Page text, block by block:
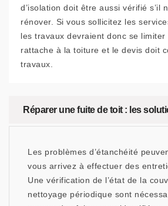
d’isolation doit être aussi vérifié s’il
rénover. Si vous sollicitez les
les travaux devraient donc se
rattache à la toiture et le devis doit
travaux.
Réparer une fuite de toit : les
Les problèmes d’étanchéité
vous arrivez à effectuer des
Une vérification de l’état de la
nettoyage périodique sont